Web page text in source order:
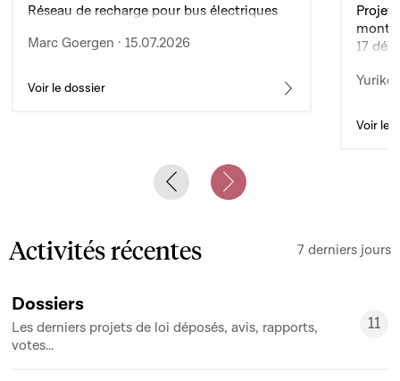
Réseau de recharge pour bus électriques
Marc Goergen · 15.07.2026
Voir le dossier
Projet
17
Yuriko
Voir le
Previous slideNext slide
Activités récentes 7 derniers jours
Dossiers
Les derniers projets de loi déposés, avis, rapports,
votes...
11
11